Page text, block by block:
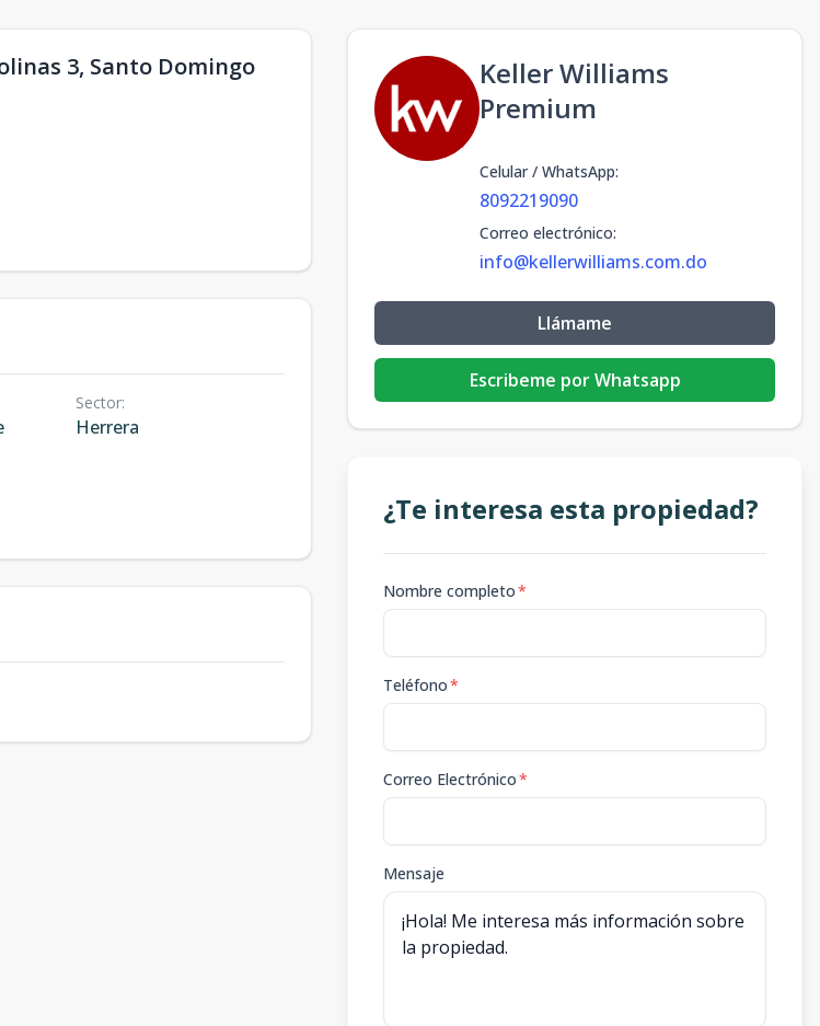
3, Santo Domingo
Sector:
Herrera
Keller Williams
Premium
Celular / WhatsApp:
8092219090
Correo electrónico:
info@kellerwilliams.com.do
Llámame
Escribeme por Whatsapp
¿Te interesa esta propiedad?
Nombre completo*
Teléfono*
Correo Electrónico*
Mensaje